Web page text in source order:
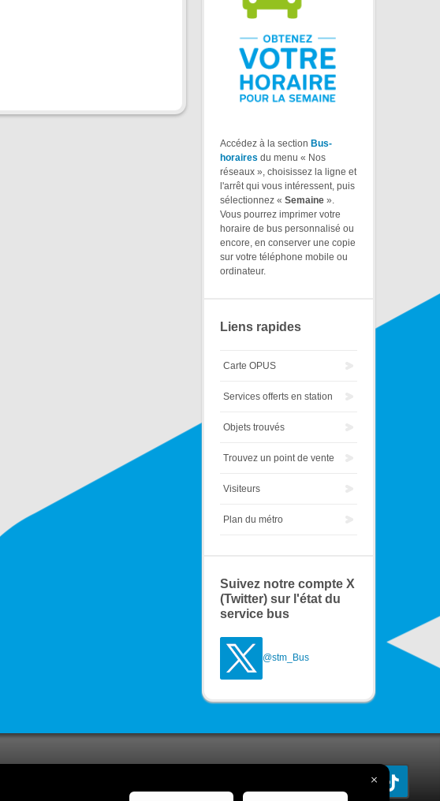
Accédez à la section Bus-
horaires du menu « Nos
réseaux », choisissez la ligne et
l'arrêt qui vous intéressent, puis
sélectionnez « Semaine ».
Vous pourrez imprimer votre
horaire de bus personnalisé ou
encore, en conserver une copie
sur votre téléphone mobile ou
ordinateur.
Liens rapides
Carte OPUS
Services offerts en station
Objets trouvés
Trouvez un point de vente
Visiteurs
Plan du métro
Suivez notre compte X
(Twitter) sur l'état du
service bus
@stm_Bus